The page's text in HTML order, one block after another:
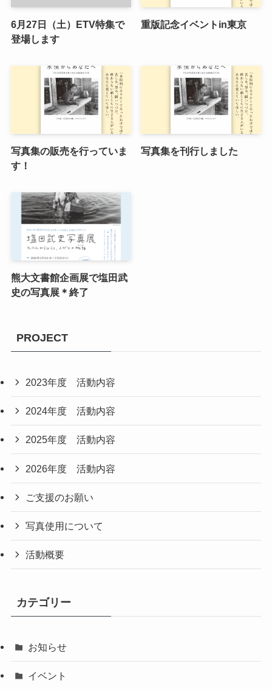
6月27日（土）ETV特集で
登場します
重版記念イベントin東京
写真集の販売を行っていま
す！
写真集を刊行しました
熊大文書館企画展で塩田武
史の写真展＊終了
PROJECT
2023年度 活動内容
2024年度 活動内容
2025年度 活動内容
2026年度 活動内容
ご支援のお願い
写真使用について
活動概要
カテゴリー
お知らせ
イベント